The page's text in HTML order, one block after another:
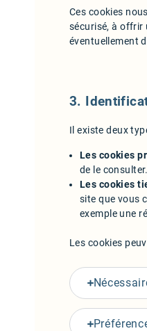
Ces cookies
sécurisé, à offrir
éventuellement
3.
Il existe deux
Les cookies
de le consulter.
Les cookies
site que vous
exemple une
Les cookies